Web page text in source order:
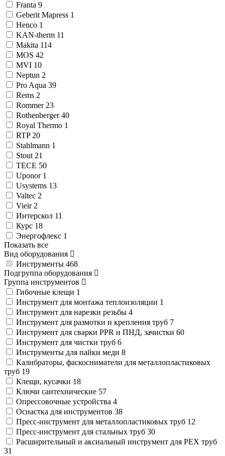
Franta 9
Geberit Mapress 1
Henco 1
KAN-therm 11
Makita 114
MOS 42
MVI 10
Neptun 2
Pro Aqua 39
Rems 2
Rommer 23
Rothenberger40
Royal Thermo 1
RTP 20
Stahlmann 1
Stout 21
TECE 50
Uponor 1
Usystems 13
Valtec 2
Vieir 2
Интерскол 11
Курс 18
Энергофлекс 1
Показать все
Вид оборудования
Инструменты 468
Подгруппа оборудования
Группа инструментов
Гибочные клещи 1
Инструмент для монтажа теплоизоляции 1
Инструмент для нарезки резьбы 4
Инструмент для размотки и крепления труб 7
Инструмент для сварки PPR и ПНД, зачистки 60
Инструмент для чистки труб 6
Инструменты для пайки меди 8
Калибраторы, фаскосниматели для металлопластиковых
труб 19
Клещи, кусачки 18
Ключи сантехнические 57
Опрессовочные устройства 4
Оснастка для инструментов 38
Пресс-инструмент для металлопластиковых труб 12
Пресс-инструмент для стальных труб 30
Расширительный и аксиальный инструмент для PEX труб
31